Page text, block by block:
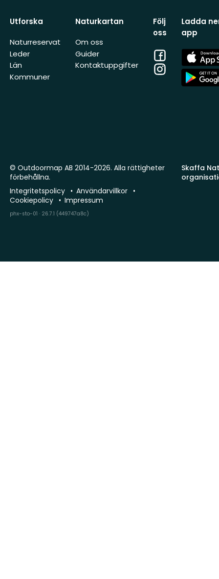
Utforska
Naturreservat
Leder
Län
Kommuner
Naturkartan
Om oss
Guider
Kontaktuppgifter
Följ
oss
Facebook
Instagram
Ladda
app
App
Store
App
Store
Skaffa
© Outdoormap AB 2014-2026. Alla rättigheter
förbehållna.
Integritetspolicy
Användarvillkor
Cookiepolicy
Impressum
phx-sto-01 · 26.7.1 (449747a8c)